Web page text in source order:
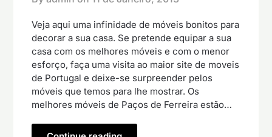
Veja aqui uma infinidade de móveis bonitos para
decorar a sua casa. Se pretende equipar a sua
casa com os melhores móveis e com o menor
esforço, faça uma visita ao maior site de moveis
de Portugal e deixe-se surpreender pelos
móveis que temos para lhe mostrar. Os
melhores móveis de Paços de Ferreira estão…